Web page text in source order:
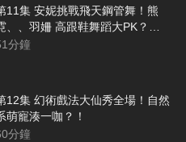
11集 安妮挑戰飛天鋼管舞！熊
、、羽姍 高跟鞋舞蹈大PK？！
洲達人秀人氣選手登台表演！
分鐘
12集 幻術戲法大仙秀全場！自然
萌寵湊一咖？！
分鐘